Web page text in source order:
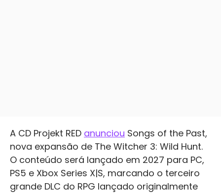
A CD Projekt RED anunciou Songs of the Past,
nova expansão de The Witcher 3: Wild Hunt.
O conteúdo será lançado em 2027 para PC,
PS5 e Xbox Series X|S, marcando o terceiro
grande DLC do RPG lançado originalmente